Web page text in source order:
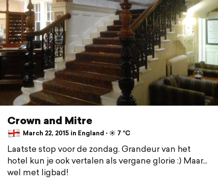
Crown and Mitre
March 22, 2015 in England ⋅ ☀️ 7 °C
Laatste stop voor de zondag. Grandeur van het
hotel kun je ook vertalen als vergane glorie :) Maar...
wel met ligbad!